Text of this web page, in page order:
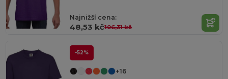
Najnižší cena:
48,53 kč106,31 kč
-52%
+16